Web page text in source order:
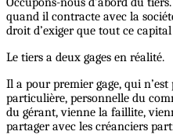
quand il contracte avec la
droit d’exiger que tout ce
Le tiers a deux gages en réalité.
Il a pour premier gage, qui
particulière, personnelle du
du gérant, vienne la faillite,
partager avec les créanciers